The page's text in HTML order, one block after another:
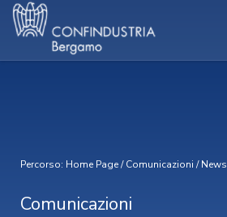
Percorso: Home Page/Comunicazioni /News
Comunicazioni